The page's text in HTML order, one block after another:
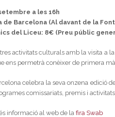
a les 16h
de Barcelona (Al davant de la
del Liceu: 8€ (Preu públic
activitats culturals amb la visita a
ens permetrà conèixer de primera
celebra la seva onzena edició
comissariats, premis i
informació al web de lafira Swab